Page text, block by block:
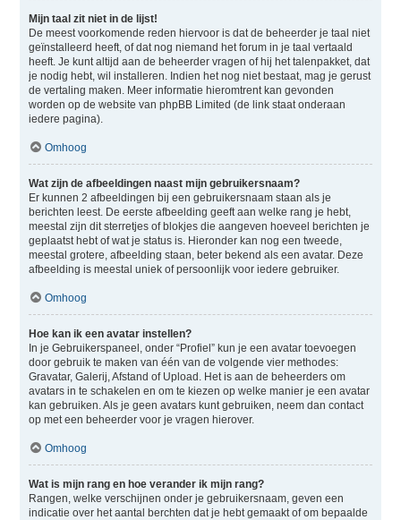
Mijn taal zit niet in de lijst!
De meest voorkomende reden hiervoor is dat de beheerder je taal niet
geïnstalleerd heeft, of dat nog niemand het forum in je taal vertaald
heeft. Je kunt altijd aan de beheerder vragen of hij het talenpakket, dat
je nodig hebt, wil installeren. Indien het nog niet bestaat, mag je gerust
de vertaling maken. Meer informatie hieromtrent kan gevonden
worden op de website van phpBB Limited (de link staat onderaan
iedere pagina).
Omhoog
Wat zijn de afbeeldingen naast mijn gebruikersnaam?
Er kunnen 2 afbeeldingen bij een gebruikersnaam staan als je
berichten leest. De eerste afbeelding geeft aan welke rang je hebt,
meestal zijn dit sterretjes of blokjes die aangeven hoeveel berichten je
geplaatst hebt of wat je status is. Hieronder kan nog een tweede,
meestal grotere, afbeelding staan, beter bekend als een avatar. Deze
afbeelding is meestal uniek of persoonlijk voor iedere gebruiker.
Omhoog
Hoe kan ik een avatar instellen?
In je Gebruikerspaneel, onder “Profiel” kun je een avatar toevoegen
door gebruik te maken van één van de volgende vier methodes:
Gravatar, Galerij, Afstand of Upload. Het is aan de beheerders om
avatars in te schakelen en om te kiezen op welke manier je een avatar
kan gebruiken. Als je geen avatars kunt gebruiken, neem dan contact
op met een beheerder voor je vragen hierover.
Omhoog
Wat is mijn rang en hoe verander ik mijn rang?
Rangen, welke verschijnen onder je gebruikersnaam, geven een
indicatie over het aantal berchten dat je hebt gemaakt of om bepaalde